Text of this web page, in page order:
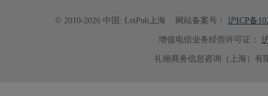
© 2010-2026 中国: LetPub上海 网站备案号： 沪ICP备
增值电信业务经营许可证：
礼翰商务信息咨询（上海）